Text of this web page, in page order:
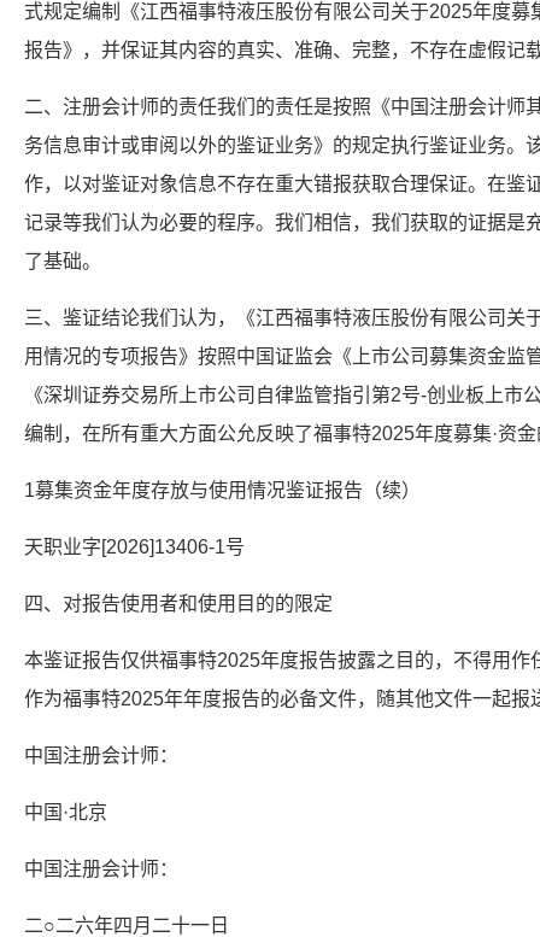
式规定编制《江西福事特液压股份有限公司关于2025年度
报告》，并保证其内容的真实、准确、完整，不存在虚假记
二、注册会计师的责任我们的责任是按照《中国注册会计
务信息审计或审阅以外的鉴证业务》的规定执行鉴证业务。
作，以对鉴证对象信息不存在重大错报获取合理保证。在鉴
记录等我们认为必要的程序。我们相信，我们获取的证据是
了基础。
三、鉴证结论我们认为，《江西福事特液压股份有限公司关
用情况的专项报告》按照中国证监会《上市公司募集资金监
《深圳证券交易所上市公司自律监管指引第2号-创业板上市
编制，在所有重大方面公允反映了福事特2025年度募集·资
1募集资金年度存放与使用情况鉴证报告（续）
天职业字[2026]13406-1号
四、对报告使用者和使用目的的限定
本鉴证报告仅供福事特2025年度报告披露之目的，不得用
作为福事特2025年年度报告的必备文件，随其他文件一起报
中国注册会计师：
中国·北京
中国注册会计师：
二○二六年四月二十一日